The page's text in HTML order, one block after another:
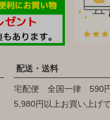
配送・送料
宅配便 全国一律 590円
5,980円以上お買い上げ